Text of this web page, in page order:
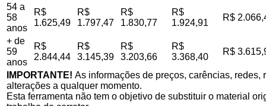
54 a
58
anos
R$
1.625,49
R$
1.797,47
R$
1.830,77
R$
1.924,91
R$
+ de
59
anos
R$
2.844,44
R$
3.145,39
R$
3.203,66
R$
3.368,40
R$
IMPORTANTE! As informações de preços, carências,
alterações a qualquer momento.
Esta ferramenta não tem o objetivo de substituir o material